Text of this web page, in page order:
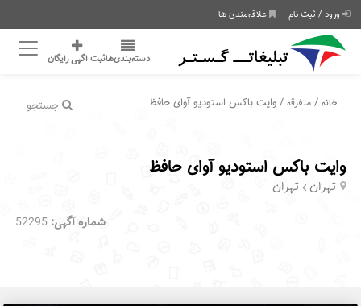
ورود / ثبت نام علاقه‌مندی ها
دسته‌بندی‌هاثبت اگهی رایگان
جستجو خانه /متفرقه / وایت باکس استودیو آوای حافظ
وایت باکس استودیو آوای حافظ
تهران تهران
شماره آگهی: 52295